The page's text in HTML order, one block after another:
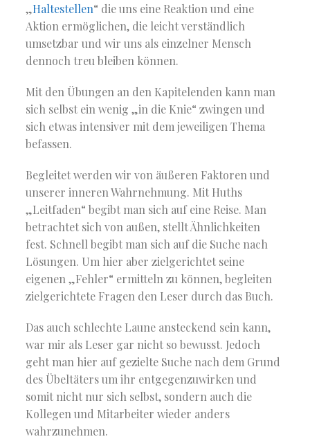
„Haltestellen“ die uns eine Reaktion und eine
Aktion ermöglichen, die leicht verständlich
umsetzbar und wir uns als einzelner Mensch
dennoch treu bleiben können.
Mit den Übungen an den Kapitelenden kann man
sich selbst ein wenig „in die Knie“ zwingen und
sich etwas intensiver mit dem jeweiligen Thema
befassen.
Begleitet werden wir von äußeren Faktoren und
unserer inneren Wahrnehmung. Mit Huths
„Leitfaden“ begibt man sich auf eine Reise. Man
betrachtet sich von außen, stellt Ähnlichkeiten
fest. Schnell begibt man sich auf die Suche nach
Lösungen. Um hier aber zielgerichtet seine
eigenen „Fehler“ ermitteln zu können, begleiten
zielgerichtete Fragen den Leser durch das Buch.
Das auch schlechte Laune ansteckend sein kann,
war mir als Leser gar nicht so bewusst. Jedoch
geht man hier auf gezielte Suche nach dem Grund
des Übeltäters um ihr entgegenzuwirken und
somit nicht nur sich selbst, sondern auch die
Kollegen und Mitarbeiter wieder anders
wahrzunehmen.